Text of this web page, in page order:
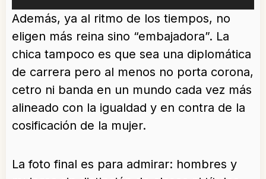
Además, ya al ritmo de los tiempos, no
eligen más reina sino “embajadora”. La
chica tampoco es que sea una diplomática
de carrera pero al menos no porta corona,
cetro ni banda en un mundo cada vez más
alineado con la igualdad y en contra de la
cosificación de la mujer.
La foto final es para admirar: hombres y